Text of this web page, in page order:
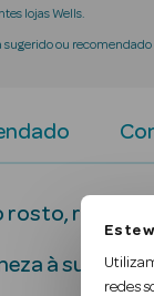
Este
redes
lojas Wells.
sugerido ou
refirma
à